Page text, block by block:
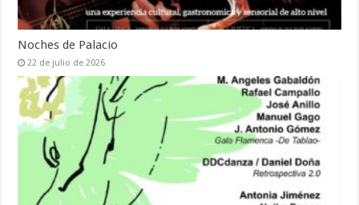
Noches de Palacio
22 de julio de 2026